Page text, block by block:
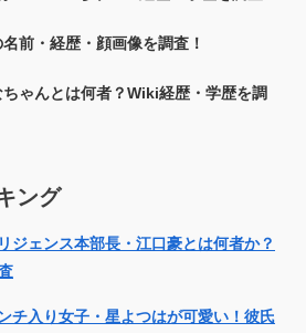
前・経歴・顔画像を調査！
ゃんとは何者？Wiki経歴・学歴を調
ング
ジェンス本部長・江口豪とは何者か？
チ入り女子・星よつはが可愛い！彼氏